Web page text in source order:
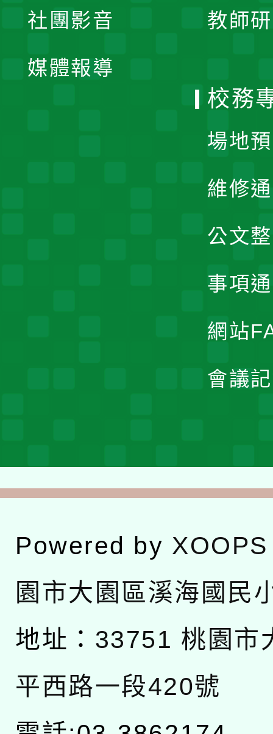
教師
社團影音
媒體報導
校務
場地
維修
公文
事項
網站
會議
Powered by XOOPS
園市大園區溪海國民
地址： 33751 桃園市
平西路一段420號